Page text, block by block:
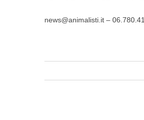
news@animalisti.it –